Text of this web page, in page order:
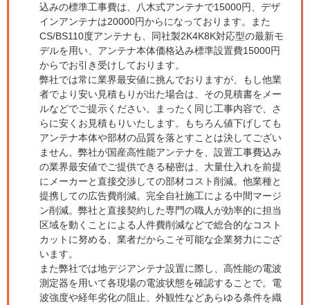
込みの標準工事費は、八木式アンテナで15000円、デザ
インアンテナは20000円からになっております。また
CS/BS110度アンテナも、同社製2K4K8K対応型の最新モ
デルを用い、アンテナ本体価格込み標準設置費15000円
からでお引き受けしております。
弊社では常に業界最安値に挑んでおりますが、もし他業
者でより安い見積もりが出た場合は、その見積書をメー
ルなどでご提示ください。まったく同じ工事内容で、さ
らに安くお見積もりいたします。もちろん値下げしても
アンテナ本体や部材の品質を落とすことは決してござい
ません。弊社が国産高性能アンテナを、設置工事費込み
の業界最安値でご提供できる秘密は、大量仕入れを前提
にメーカーと直接交渉しての部材コスト削減。他業種と
提携しての広告費削減。完全自社施工による中間マージ
ン削減。弊社と直接契約した専門の職人が効率的に担当
区域を動くことによる人件費削減などで総合的なコスト
カットに努める、業者だからこそ可能な企業努力にござ
います。
また弊社では地デジアンテナ設置に際し、高性能の電波
測定器を用いて各現場の電波状態を確認することで。電
波強度や経年劣化の阻止、外観性などあらゆる条件を織